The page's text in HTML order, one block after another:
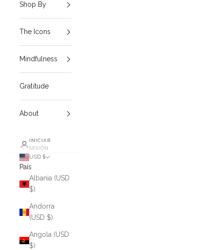
Shop By
The Icons
Mindfulness
Gratitude
About
INICIAR
SESIÓN
USD $
País
Albania (USD
$)
Andorra
(USD $)
Angola (USD
$)